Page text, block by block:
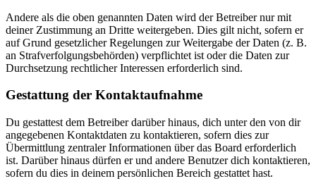
Andere als die oben genannten Daten wird der Betreiber nur mit
deiner Zustimmung an Dritte weitergeben. Dies gilt nicht, sofern er
auf Grund gesetzlicher Regelungen zur Weitergabe der Daten (z. B.
an Strafverfolgungsbehörden) verpflichtet ist oder die Daten zur
Durchsetzung rechtlicher Interessen erforderlich sind.
Gestattung der Kontaktaufnahme
Du gestattest dem Betreiber darüber hinaus, dich unter den von dir
angegebenen Kontaktdaten zu kontaktieren, sofern dies zur
Übermittlung zentraler Informationen über das Board erforderlich
ist. Darüber hinaus dürfen er und andere Benutzer dich kontaktieren,
sofern du dies in deinem persönlichen Bereich gestattet hast.